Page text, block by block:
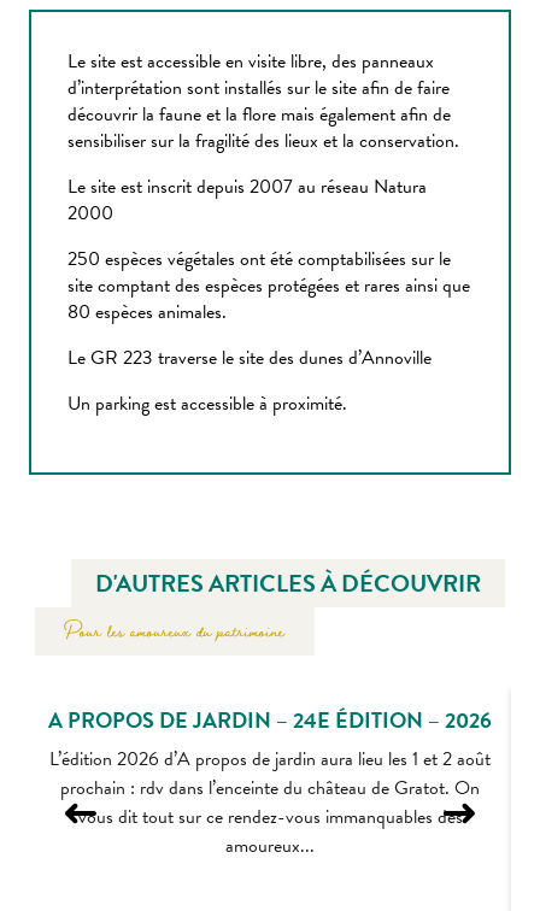
Le site est accessible en visite libre, des panneaux
d’interprétation sont installés sur le site afin de faire
découvrir la faune et la flore mais également afin de
sensibiliser sur la fragilité des lieux et la conservation.
Le site est inscrit depuis 2007 au réseau Natura
2000
250 espèces végétales ont été comptabilisées sur le
site comptant des espèces protégées et rares ainsi que
80 espèces animales.
Le GR 223 traverse le site des dunes d’Annoville
Un parking est accessible à proximité.
D'AUTRES ARTICLES À DÉCOUVRIR
Pour les amoureux du patrimoine
A PROPOS DE JARDIN – 24E ÉDITION – 2026
L’édition 2026 d’A propos de jardin aura lieu les 1 et 2 août
prochain : rdv dans l’enceinte du château de Gratot. On
vous dit tout sur ce rendez-vous immanquables des
amoureux...